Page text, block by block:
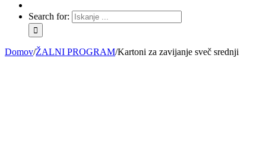
Search for:
Domov/ŽALNI PROGRAM/Kartoni za zavijanje sveč srednji